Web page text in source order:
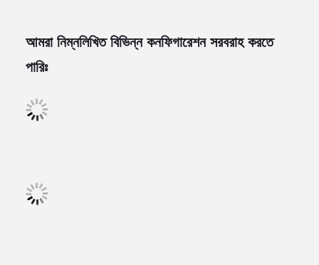
আমরা নিম্নলিখিত বিভিন্ন কনফিগারেশন সরবরাহ করতে
পারিঃ